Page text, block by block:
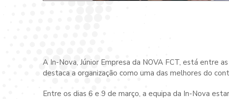
A In-Nova, Júnior Empresa da NOVA FCT, está entre
destaca a organização como uma das melhores do
Entre os dias 6 e 9 de março, a equipa da In-Nova